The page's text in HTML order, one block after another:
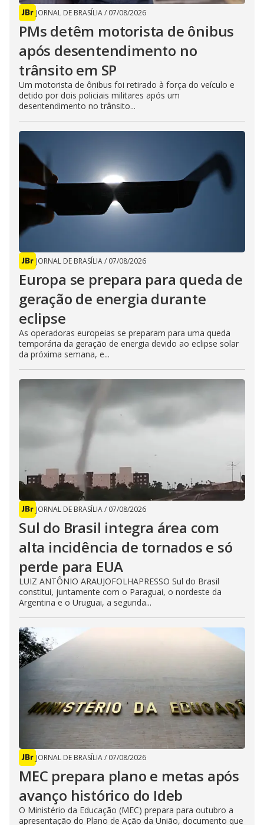
JORNAL DE BRASÍLIA/ 07/08/2026
PMs detêm motorista de ônibus
após desentendimento no
trânsito em SP
Um motorista de ônibus foi retirado à força do veículo e
detido por dois policiais militares após um
desentendimento no trânsito...
JORNAL DE BRASÍLIA/ 07/08/2026
Europa se prepara para queda de
geração de energia durante
eclipse
As operadoras europeias se preparam para uma queda
temporária da geração de energia devido ao eclipse solar
da próxima semana, e...
JORNAL DE BRASÍLIA/ 07/08/2026
Sul do Brasil integra área com
alta incidência de tornados e só
perde para EUA
LUIZ ANTÔNIO ARAUJOFOLHAPRESSO Sul do Brasil
constitui, juntamente com o Paraguai, o nordeste da
Argentina e o Uruguai, a segunda...
JORNAL DE BRASÍLIA/ 07/08/2026
MEC prepara plano e metas após
avanço histórico do Ideb
O Ministério da Educação (MEC) prepara para outubro a
apresentação do Plano de Ação da União, documento que